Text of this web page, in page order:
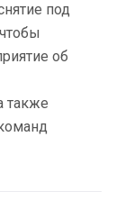
под
об
также